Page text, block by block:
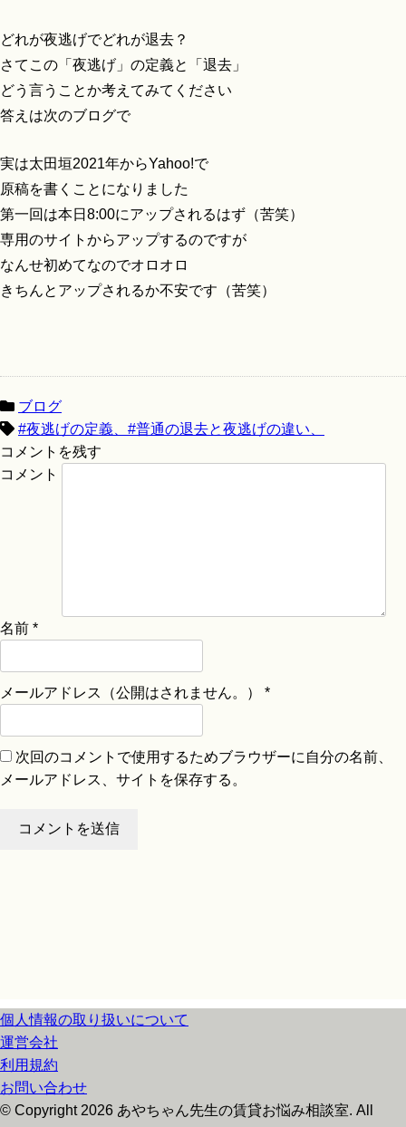
どれが夜逃げでどれが退去？
さてこの「夜逃げ」の定義と「退去」
どう言うことか考えてみてください
答えは次のブログで
実は太田垣2021年からYahoo!で
原稿を書くことになりました
第一回は本日8:00にアップされるはず（苦笑）
専用のサイトからアップするのですが
なんせ初めてなのでオロオロ
きちんとアップされるか不安です（苦笑）
ブログ
#夜逃げの定義、#普通の退去と夜逃げの違い、
コメントを残す
コメント
名前 *
メールアドレス（公開はされません。） *
次回のコメントで使用するためブラウザーに自分の名前、
メールアドレス、サイトを保存する。
個人情報の取り扱いについて
運営会社
利用規約
お問い合わせ
© Copyright 2026 あやちゃん先生の賃貸お悩み相談室. All